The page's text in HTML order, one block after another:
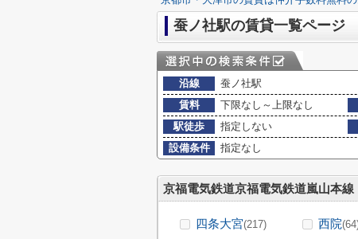
蚕ノ社駅の賃貸一覧ページ
沿線
蚕ノ社駅
賃料
下限なし～上限なし
駅徒歩
指定しない
設備条件
指定なし
京福電気鉄道京福電気鉄道嵐山本線
四条大宮(217) 西院